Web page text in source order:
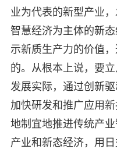
业为代表的新型产业
智慧经济为主体的新
示新质生产力的价值
的。从根本上说，要
发展实际，通过创新
加快研发和推广应用
地制宜地推进传统产
产业和新态经济，用